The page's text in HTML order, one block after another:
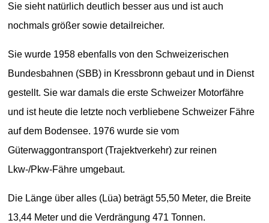
Sie sieht natürlich deutlich besser aus und ist auch
nochmals größer sowie detailreicher.
Sie wurde 1958 ebenfalls von den Schweizerischen
Bundesbahnen (SBB) in Kressbronn gebaut und in Dienst
gestellt. Sie war damals die erste Schweizer Motorfähre
und ist heute die letzte noch verbliebene Schweizer Fähre
auf dem Bodensee. 1976 wurde sie vom
Güterwaggontransport (Trajektverkehr) zur reinen
Lkw-/Pkw-Fähre umgebaut.
Die Länge über alles (Lüa) beträgt 55,50 Meter, die Breite
13,44 Meter und die Verdrängung 471 Tonnen.